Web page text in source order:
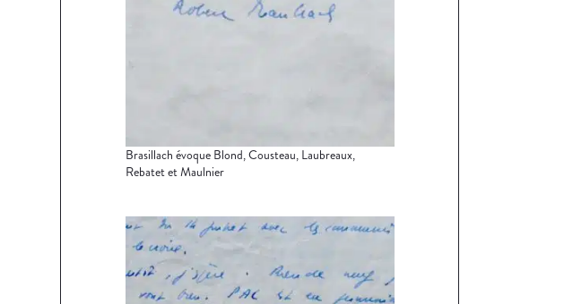
Brasillach évoque Blond, Cousteau, Laubreaux,
Rebatet et Maulnier